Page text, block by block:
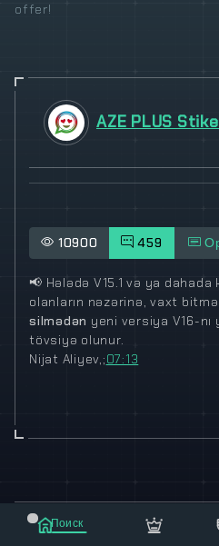
offer!
AZE PLUS
10900 459
📢 Hələdə V15.1 və ya
olanların nəzərinə, vaxt
silmədən yeni versiya V16-nı
tövsiyə olunur.
Nijat Aliyev,;07:13
Поиск
© 2021-2023 "koxee.net" -
database on the internet!